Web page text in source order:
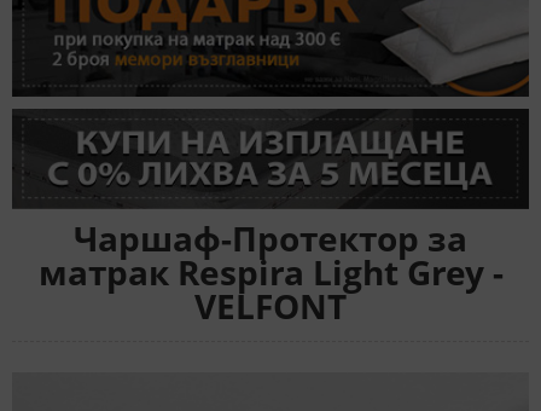
Чаршаф-Протектор за
матрак Respira Light Grey -
VELFONT